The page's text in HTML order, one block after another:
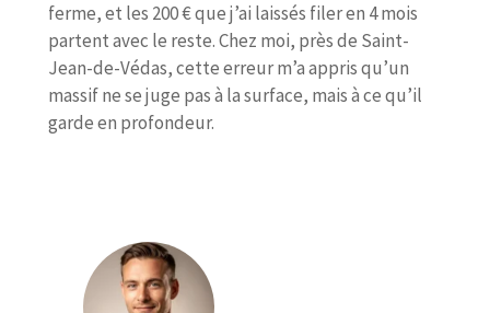
ferme, et les 200 € que j’ai laissés filer en 4 mois
partent avec le reste. Chez moi, près de Saint-
Jean-de-Védas, cette erreur m’a appris qu’un
massif ne se juge pas à la surface, mais à ce qu’il
garde en profondeur.